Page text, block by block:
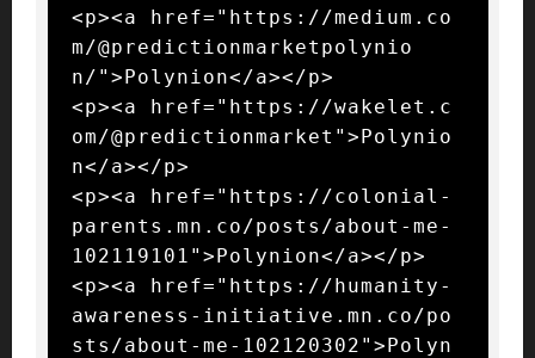
<p><a href="https://medium.co
m/@predictionmarketpolynio
n/">Polynion</a></p>
<p><a href="https://wakelet.c
om/@predictionmarket">Polynio
n</a></p>
<p><a href="https://colonial-
parents.mn.co/posts/about-me-
102119101">Polynion</a></p>
<p><a href="https://humanity-
awareness-initiative.mn.co/po
sts/about-me-102120302">Polyn